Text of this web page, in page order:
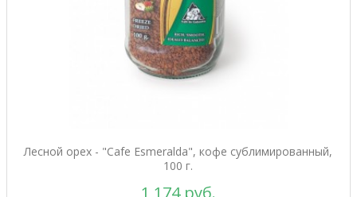
Лесной орех - "Cafe Esmeralda", кофе сублимированный,
100 г.